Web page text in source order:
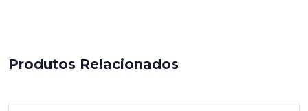
Produtos Relacionados